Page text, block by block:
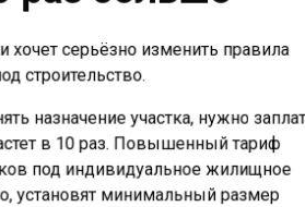
серьёзно изменить правила
строительство.
назначение участка, нужно
в 10 раз. Повышенный тариф
под индивидуальное жилищное
установят минимальный размер